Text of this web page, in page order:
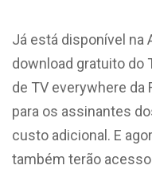
Já está disponível na
download gratuito do
de TV everywhere da
para os assinantes
custo adicional. E
também terão